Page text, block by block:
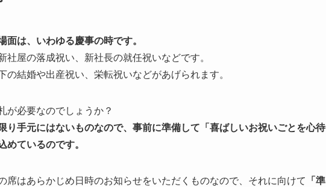
面は、いわゆる慶事の時です。
屋の落成祝い、新社長の就任祝いなどです。
結婚や出産祝い、栄転祝いなどがあげられます。
が必要なのでしょうか？
り手元にはないものなので、事前に準備して「喜ばしいお祝いごとを心待
めているのです。
席はあらかじめ日時のお知らせをいただくものなので、それに向けて
「準